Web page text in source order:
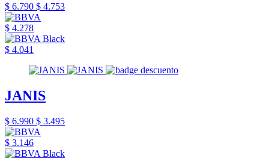
$ 6.790 $ 4.753
$ 4.278
$ 4.041
JANIS
$ 6.990 $ 3.495
$ 3.146